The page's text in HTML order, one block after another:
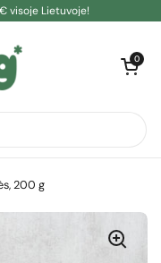
visoje Lietuvoje!
Atidaryti
0
200 g